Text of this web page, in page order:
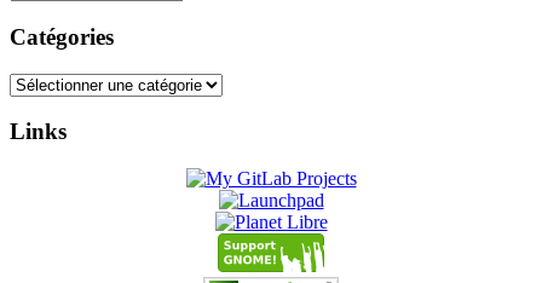
Catégories
Catégories
Links